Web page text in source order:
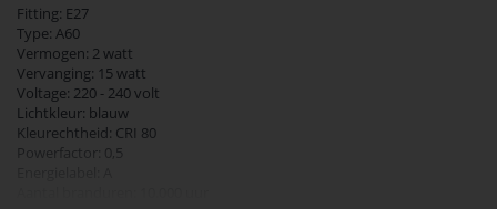
Fitting: E27
Type: A60
Vermogen: 2 watt
Vervanging: 15 watt
Voltage: 220 - 240 volt
Lichtkleur: blauw
Kleurechtheid: CRI 80
Powerfactor: 0,5